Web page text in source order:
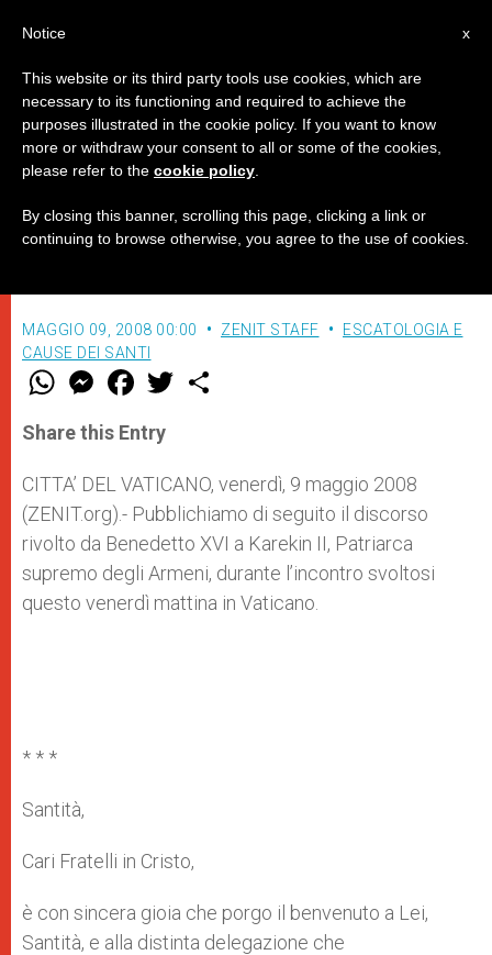
Discorso di Benedetto XVI al
Patriarca supremo degli Armeni
MAGGIO 09, 2008 00:00 ZENIT STAFF
ESCATOLOGIA E
CAUSE DEI SANTI
W
t
s
p
p
M
e
s
e
g
e
r
F
a
e
b
o
k
w
r
Share this Entry
CITTA’ DEL VATICANO, venerdì, 9 maggio 2008
(ZENIT.org).- Pubblichiamo di seguito il discorso
rivolto da Benedetto XVI a Karekin II, Patriarca
supremo degli Armeni, durante l’incontro svoltosi
questo venerdì mattina in Vaticano.
* * *
Santità,
Cari Fratelli in Cristo,
è con sincera gioia che porgo il benvenuto a Lei,
Santità, e alla distinta delegazione che
x
Notice
This website or its third party tools use cookies, which are
necessary to its functioning and required to achieve the
purposes illustrated in the cookie policy. If you want to know
more or withdraw your consent to all or some of the cookies,
please refer to the cookie policy
By closing this banner, scrolling this page, clicking a link or
continuing to browse otherwise, you agree to the use of cookies.